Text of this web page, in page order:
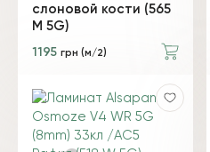
слоновой кости (565
М 5G)
1195 грн (м/2)